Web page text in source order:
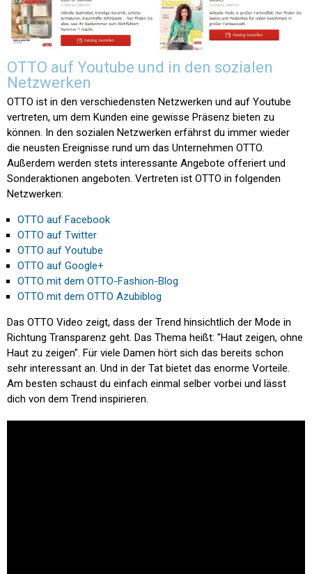
OTTO auf Youtube und in den sozialen
Netzwerken
OTTO ist in den verschiedensten Netzwerken und auf Youtube
vertreten, um dem Kunden eine gewisse Präsenz bieten zu
können. In den sozialen Netzwerken erfährst du immer wieder
die neusten Ereignisse rund um das Unternehmen OTTO.
Außerdem werden stets interessante Angebote offeriert und
Sonderaktionen angeboten. Vertreten ist OTTO in folgenden
Netzwerken:
OTTO auf Facebook
OTTO auf Twitter
OTTO auf Youtube
OTTO auf Google+
OTTO mit dem OTTO-Fashion-Blog
OTTO mit dem OTTO Azubiblog
Das OTTO Video zeigt, dass der Trend hinsichtlich der Mode in
Richtung Transparenz geht. Das Thema heißt: "Haut zeigen, ohne
Haut zu zeigen". Für viele Damen hört sich das bereits schon
sehr interessant an. Und in der Tat bietet das enorme Vorteile.
Am besten schaust du einfach einmal selber vorbei und lässt
dich von dem Trend inspirieren.